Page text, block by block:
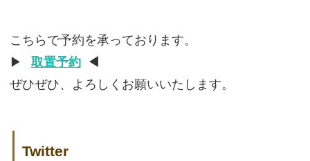
こちらで予約を承っております。
▶
取置予約 ◀
ぜひぜひ、よろしくお願いいたします。
Twitter